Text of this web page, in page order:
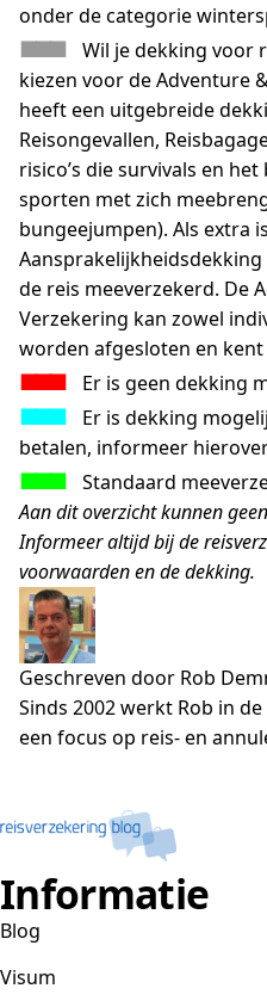
onder de categorie
■■■
Wil je dekking voor
kiezen voor de Adventure
heeft een uitgebreide
Reisongevallen,
risico’s die survivals en
sporten met zich
bungeejumpen). Als extra
de reis meeverzekerd. De
Verzekering kan zowel
worden afgesloten en
■■■… Er is geen dekking
■■■… Er is dekking
betalen, informeer
■■■… Standaard
Aan dit overzicht kunnen
Informeer altijd bij de
voorwaarden en de dekking.
Geschreven door Rob
Sinds 2002 werkt Rob in
een focus op reis- en
Informatie
Blog
Visum